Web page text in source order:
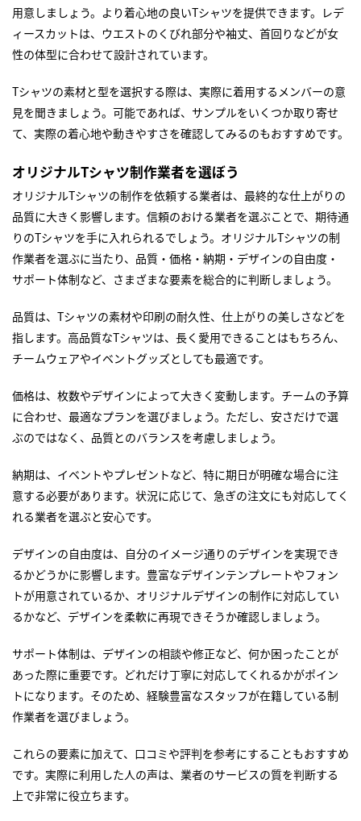
用意しましょう。より着心地の良いTシャツを提供できます。レデ
ィースカットは、ウエストのくびれ部分や袖丈、首回りなどが女
性の体型に合わせて設計されています。
Tシャツの素材と型を選択する際は、実際に着用するメンバーの意
見を聞きましょう。可能であれば、サンプルをいくつか取り寄せ
て、実際の着心地や動きやすさを確認してみるのもおすすめです。
オリジナルTシャツ制作業者を選ぼう
オリジナルTシャツの制作を依頼する業者は、最終的な仕上がりの
品質に大きく影響します。信頼のおける業者を選ぶことで、期待通
りのTシャツを手に入れられるでしょう。オリジナルTシャツの制
作業者を選ぶに当たり、品質・価格・納期・デザインの自由度・
サポート体制など、さまざまな要素を総合的に判断しましょう。
品質は、Tシャツの素材や印刷の耐久性、仕上がりの美しさなどを
指します。高品質なTシャツは、長く愛用できることはもちろん、
チームウェアやイベントグッズとしても最適です。
価格は、枚数やデザインによって大きく変動します。チームの予算
に合わせ、最適なプランを選びましょう。ただし、安さだけで選
ぶのではなく、品質とのバランスを考慮しましょう。
納期は、イベントやプレゼントなど、特に期日が明確な場合に注
意する必要があります。状況に応じて、急ぎの注文にも対応してく
れる業者を選ぶと安心です。
デザインの自由度は、自分のイメージ通りのデザインを実現でき
るかどうかに影響します。豊富なデザインテンプレートやフォン
トが用意されているか、オリジナルデザインの制作に対応してい
るかなど、デザインを柔軟に再現できそうか確認しましょう。
サポート体制は、デザインの相談や修正など、何か困ったことが
あった際に重要です。どれだけ丁寧に対応してくれるかがポイン
トになります。そのため、経験豊富なスタッフが在籍している制
作業者を選びましょう。
これらの要素に加えて、口コミや評判を参考にすることもおすすめ
です。実際に利用した人の声は、業者のサービスの質を判断する
上で非常に役立ちます。